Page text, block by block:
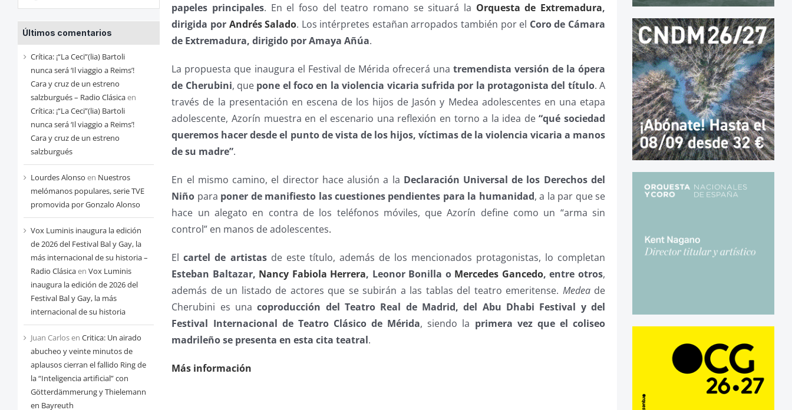
entradas
de
cada
mes
Últimos comentarios
Crítica: ¡“La Ceci”(lia) Bartoli
nunca será ‘Il viaggio a Reims’!
Cara y cruz de un estreno
salzburgués – Radio Clásicaen
Crítica: ¡“La Ceci”(lia) Bartoli
nunca será ‘Il viaggio a Reims’!
Cara y cruz de un estreno
salzburgués
Lourdes Alonso en Nuestros
melómanos populares, serie TVE
promovida por Gonzalo Alonso
Vox Luminis inaugura la edición
de 2026 del Festival Bal y Gay, la
más internacional de su historia –
Radio Clásicaen Vox Luminis
inaugura la edición de 2026 del
Festival Bal y Gay, la más
internacional de su historia
Juan Carlosen Critica: Un airado
abucheo y veinte minutos de
aplausos cierran el fallido Ring de
la “Inteligencia artificial” con
Götterdämmerung y Thielemann
en Bayreuth
papeles principales. En el foso del teatro romano se situará la Orquesta de Extremadura,
dirigida por Andrés Salado. Los intérpretes estañan arropados también por el Coro de Cámara
de Extremadura, dirigido por Amaya Añúa.
La propuesta que inaugura el Festival de Mérida ofrecerá una tremendista versión de la ópera
de Cherubini, que pone el foco en la violencia vicaria sufrida por la protagonista del título. A
través de la presentación en escena de los hijos de Jasón y Medea adolescentes en una etapa
adolescente, Azorín muestra en el escenario una reflexión en torno a la idea de“qué sociedad
queremos hacer desde el punto de vista de los hijos, víctimas de la violencia vicaria a manos
de su madre”.
En el mismo camino, el director hace alusión a la Declaración Universal de los Derechos del
Niño para poner de manifiesto las cuestiones pendientes para la humanidad, a la par que se
hace un alegato en contra de los teléfonos móviles, que Azorín define como un “arma sin
control” en manos de adolescentes.
Elcartel de artistasde este título, además de los mencionados protagonistas, lo completan
Esteban Baltazar, Nancy Fabiola Herrera, Leonor Bonilla o Mercedes Gancedo, entre otros,
además de un listado de actores que se subirán a las tablas del teatro emeritense. Medeade
Cherubini es unacoproducción del Teatro Real de Madrid, del Abu Dhabi Festival y del
Festival Internacional de Teatro Clásico de Mérida, siendo la primera vez que el coliseo
madrileño se presenta en esta cita teatral.
Más información